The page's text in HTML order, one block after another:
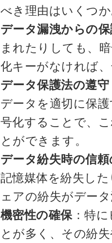
べき理由はいくつ
データ漏洩からの保
まれたりしても、
化キーがなければ
データ保護法の遵守
データを適切に保
号化することで、
とができます。
データ紛失時の信
記憶媒体を紛失し
ェアの紛失がデー
機密性の確保：特
とが多く、その紛